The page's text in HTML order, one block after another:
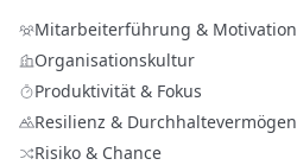
Mitarbeiterführung & Motivation
Organisationskultur
Produktivität & Fokus
Resilienz & Durchhaltevermögen
Risiko & Chance